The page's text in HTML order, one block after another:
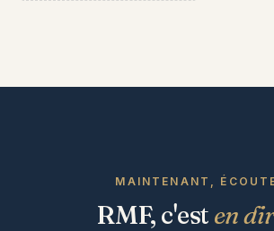
MAINTENANT,
RMF, c'est en